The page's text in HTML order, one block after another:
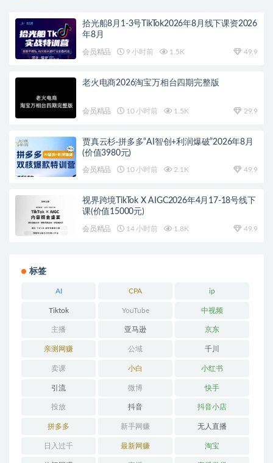
拾光船8月1-3号TikTok2026年8月线下课资2026
年8月
会员精品 9 小时前 1.5K 49.9
老火电商2026淘宝万相台四期完整版
会员精品 10 小时前 1.5K 29.9
贾真云杉·拼多多“AI智创+利润爆破”2026年8月
(价值3980元)
会员精品 10 小时前 2.1K 49.9
视界跨境TikTok X AIGC2026年4月17-18号线下
课(价值15000元)
会员精品 14 小时前 1.8K 49.9
标签
AI CPA ip
Tiktok YouTube 中视频
主播 亚马逊 京东
亲测网赚 公域 千川
卖课 小白 小红书
引流 微博 快手
投放 抖音 抖音小店
拼多多 新手网赚 无人直播
日入过千 最新网赚 淘宝